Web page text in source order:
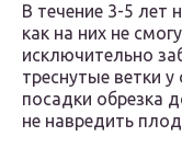
В течение 3-5 лет
как на них не
исключительно
треснутые ветки
посадки обрезка
не навредить